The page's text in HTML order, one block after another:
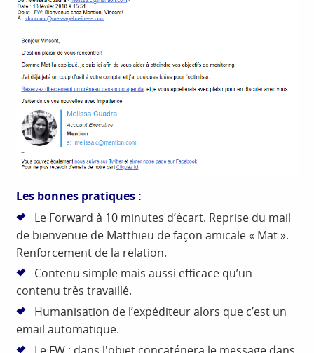
Les bonnes pratiques :
Le Forward à 10 minutes d’écart. Reprise du mail
de bienvenue de Matthieu de façon amicale « Mat ».
Renforcement de la relation.
Contenu simple mais aussi efficace qu’un
contenu très travaillé.
Humanisation de l’expéditeur alors que c’est un
email automatique.